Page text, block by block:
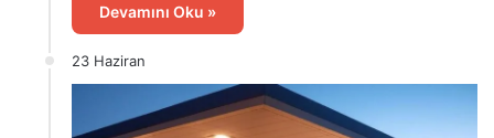
Devamını Oku »
23 Haziran